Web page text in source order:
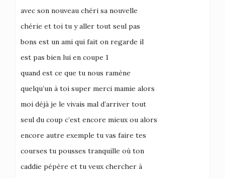
avec son nouveau chéri sa nouvelle
chérie et toi tu y aller tout seul pas
bons est un ami qui fait on regarde il
est pas bien lui en coupe 1
quand est ce que tu nous ramène
quelqu’un à toi super merci mamie alors
moi déjà je le vivais mal d’arriver tout
seul du coup c’est encore mieux ou alors
encore autre exemple tu vas faire tes
courses tu pousses tranquille où ton
caddie pépère et tu veux chercher à